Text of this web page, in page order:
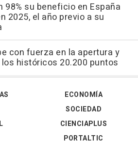
98% su beneficio en España
2025, el año previo a su
con fuerza en la apertura y
históricos 20.200 puntos
ECONOMÍA
SOCIEDAD
CIENCIAPLUS
PORTALTIC